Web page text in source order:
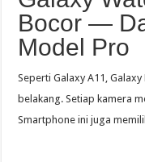
Bocor —
Model Pro
Seperti Galaxy A11,
belakang. Setiap kamera
Smartphone ini juga